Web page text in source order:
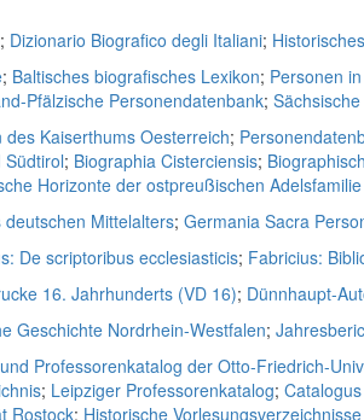
; Dizionario Biografico degli Italiani;
; Baltisches biografisches Lexikon; Personen
Pfälzische Personendatenbank;
Kaiserthums Oesterreich;
; Biographia Cisterciensis;
Horizonte der ostpreußischen
Mittelalters; Germania Sacra
De scriptoribus ecclesiasticis; Fabricius:
16. Jahrhunderts (VD 16); Dünnhaupt-
Geschichte Nordrhein-Westfalen;
Professorenkatalog der Otto-Friedrich-
; Leipziger Professorenkatalog;
Rostock; Historische